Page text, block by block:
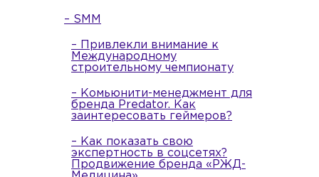
– SMM
– Привлекли внимание к
Международному
строительному чемпионату
– Комьюнити-менеджмент для
бренда Predator. Как
заинтересовать геймеров?
– Как показать свою
экспертность в соцсетях?
Продвижение бренда «РЖД-